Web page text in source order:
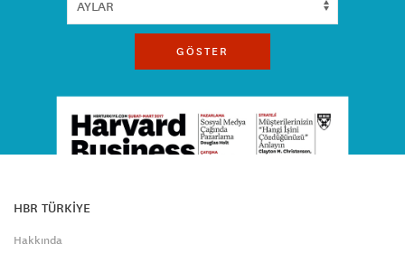
GÖSTER
HBR TÜRKİYE
Hakkında